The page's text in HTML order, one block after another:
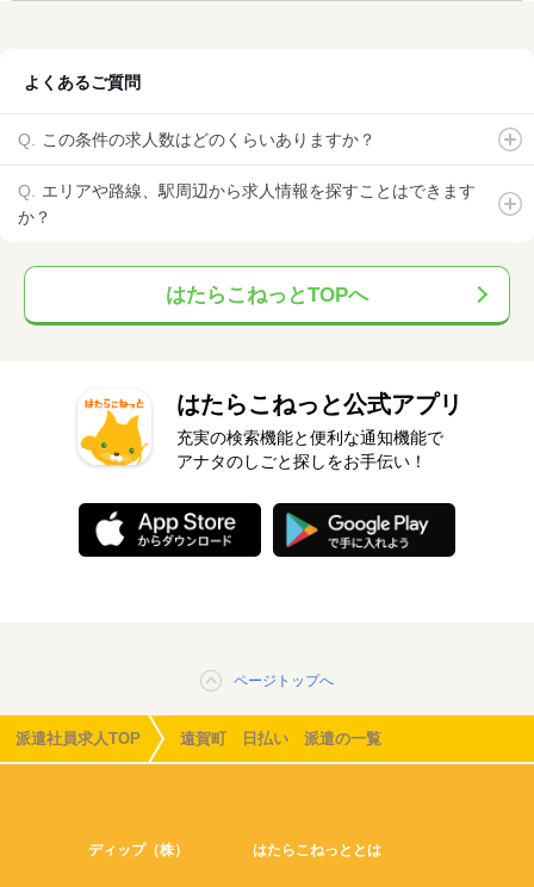
よくあるご質問
この条件の求人数はどのくらいありますか？
エリアや路線、駅周辺から求人情報を探すことはできます
か？
はたらこねっとTOPへ
はたらこねっと公式アプリ
充実の検索機能と便利な通知機能で
アナタのしごと探しをお手伝い！
ページトップへ
派遣社員求人TOP 遠賀町 日払い 派遣の一覧
ディップ（株） はたらこねっととは